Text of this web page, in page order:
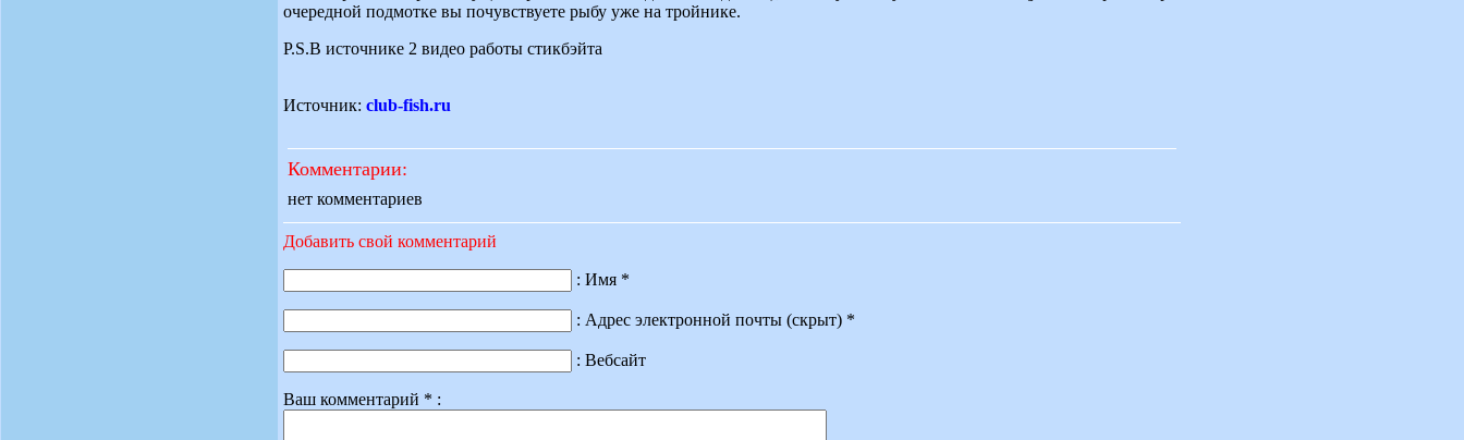
очередной подмотке вы почувствуете рыбу уже на тройнике.
P.S.В источнике 2 видео работы стикбэйта
Источник: club-fish.ru
Комментарии:
нет комментариев
Добавить свой комментарий
: Имя *
: Адрес электронной почты (скрыт) *
: Вебсайт
Ваш комментарий * :